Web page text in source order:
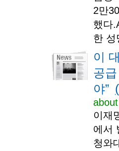
2만
했다
한 성
이
공
야”
이재
에서
청와